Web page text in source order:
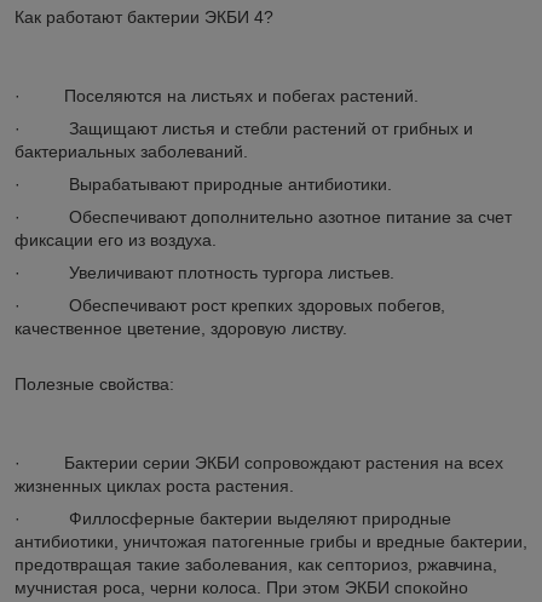
Как работают бактерии ЭКБИ 4?
· Поселяются на листьях и побегах растений.
· Защищают листья и стебли растений от грибных и
бактериальных заболеваний.
· Вырабатывают природные антибиотики.
· Обеспечивают дополнительно азотное питание за счет
фиксации его из воздуха.
· Увеличивают плотность тургора листьев.
· Обеспечивают рост крепких здоровых побегов,
качественное цветение, здоровую листву.
Полезные свойства:
· Бактерии серии ЭКБИ сопровождают растения на всех
жизненных циклах роста растения.
· Филлосферные бактерии выделяют природные
антибиотики, уничтожая патогенные грибы и вредные бактерии,
предотвращая такие заболевания, как септориоз, ржавчина,
мучнистая роса, черни колоса. При этом ЭКБИ спокойно